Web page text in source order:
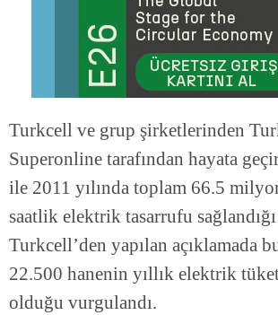
Turkcell ve grup şirketlerinden
Superonline tarafından hayata
ile 2011 yılında toplam 66.5
saatlik elektrik tasarrufu sağlandığı
Turkcell’den yapılan açıklamada
22.500 hanenin yıllık elektrik
olduğu vurgulandı.